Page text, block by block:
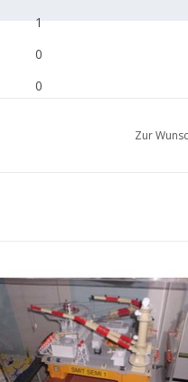
1
0
0
dM 1999/1
Kopie Artikel: 12.19.008 (2
Zur
Maßstab 1 : 100
ZUM WARENKORB HINZUFÜGEN